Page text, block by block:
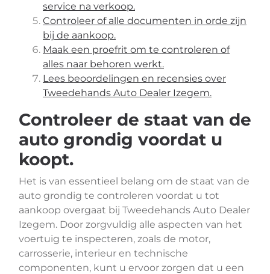
service na verkoop.
Controleer of alle documenten in orde zijn
bij de aankoop.
Maak een proefrit om te controleren of
alles naar behoren werkt.
Lees beoordelingen en recensies over
Tweedehands Auto Dealer Izegem.
Controleer de staat van de
auto grondig voordat u
koopt.
Het is van essentieel belang om de staat van de
auto grondig te controleren voordat u tot
aankoop overgaat bij Tweedehands Auto Dealer
Izegem. Door zorgvuldig alle aspecten van het
voertuig te inspecteren, zoals de motor,
carrosserie, interieur en technische
componenten, kunt u ervoor zorgen dat u een